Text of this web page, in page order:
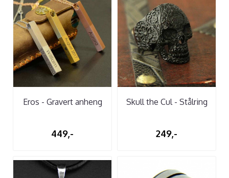
Eros - Gravert anheng
449,-
Skull the Cul - Stålring
249,-